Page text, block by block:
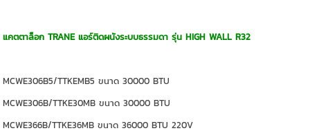
แคตตาล็อก TRANE แอร์ติดผนังระบบธรรมดา รุ่น HIGH WALL R32
MCWE306B5/TTKEMB5 ขนาด 30000 BTU
MCWE306B/TTKE30MB ขนาด 30000 BTU
MCWE366B/TTKE36MB ขนาด 36000 BTU 220V